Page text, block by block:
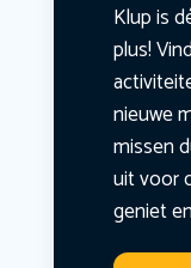
Klup is
plus!
nieuwe
missen
uit voor
geniet